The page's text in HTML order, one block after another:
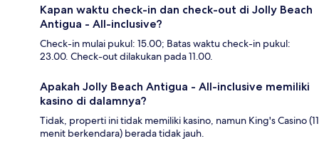
Kapan waktu check-in dan check-out di Jolly Beach
Antigua - All-inclusive?
Check-in mulai pukul: 15.00; Batas waktu check-in pukul:
23.00. Check-out dilakukan pada 11.00.
Apakah Jolly Beach Antigua - All-inclusive memiliki
kasino di dalamnya?
Tidak, properti ini tidak memiliki kasino, namun King's Casino (11
menit berkendara) berada tidak jauh.